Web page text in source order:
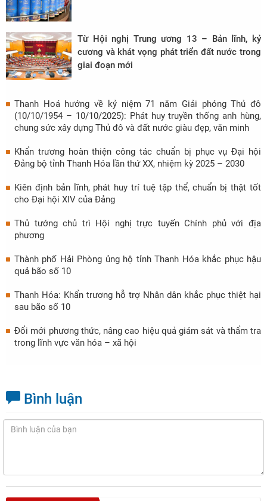
Từ Hội nghị Trung ương 13 – Bản lĩnh, kỷ
cương và khát vọng phát triển đất nước trong
giai đoạn mới
Thanh Hoá hướng về kỷ niệm 71 năm Giải phóng Thủ đô
(10/10/1954 – 10/10/2025): Phát huy truyền thống anh hùng,
chung sức xây dựng Thủ đô và đất nước giàu đẹp, văn minh
Khẩn trương hoàn thiện công tác chuẩn bị phục vụ Đại hội
Đảng bộ tỉnh Thanh Hóa lần thứ XX, nhiệm kỳ 2025 – 2030
Kiên định bản lĩnh, phát huy trí tuệ tập thể, chuẩn bị thật tốt
cho Đại hội XIV của Đảng
Thủ tướng chủ trì Hội nghị trực tuyến Chính phủ với địa
phương
Thành phố Hải Phòng ủng hộ tỉnh Thanh Hóa khắc phục hậu
quả bão số 10
Thanh Hóa: Khẩn trương hỗ trợ Nhân dân khắc phục thiệt hại
sau bão số 10
Đổi mới phương thức, nâng cao hiệu quả giám sát và thẩm tra
trong lĩnh vực văn hóa – xã hội
Bình luận